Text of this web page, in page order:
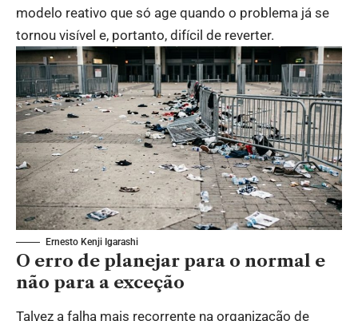
modelo reativo que só age quando o problema já se
tornou visível e, portanto, difícil de reverter.
Ernesto Kenji Igarashi
O erro de planejar para o normal e
não para a exceção
Talvez a falha mais recorrente na organização de